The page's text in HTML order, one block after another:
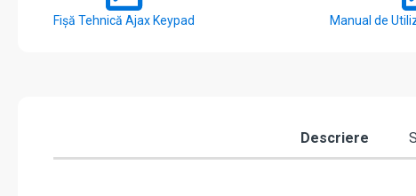
Fișă Tehnică Ajax Keypad Manual de
Descriere